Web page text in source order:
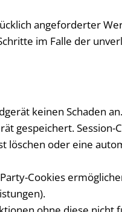
angeforderter
im Falle der
keinen Schaden
gespeichert. Session-
löschen oder eine
Cookies